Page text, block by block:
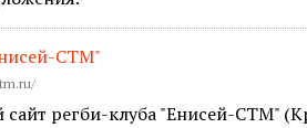
СТМ"
регби-клуба "Енисей-СТМ"